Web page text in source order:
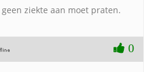
ziekte aan moet praten.
0